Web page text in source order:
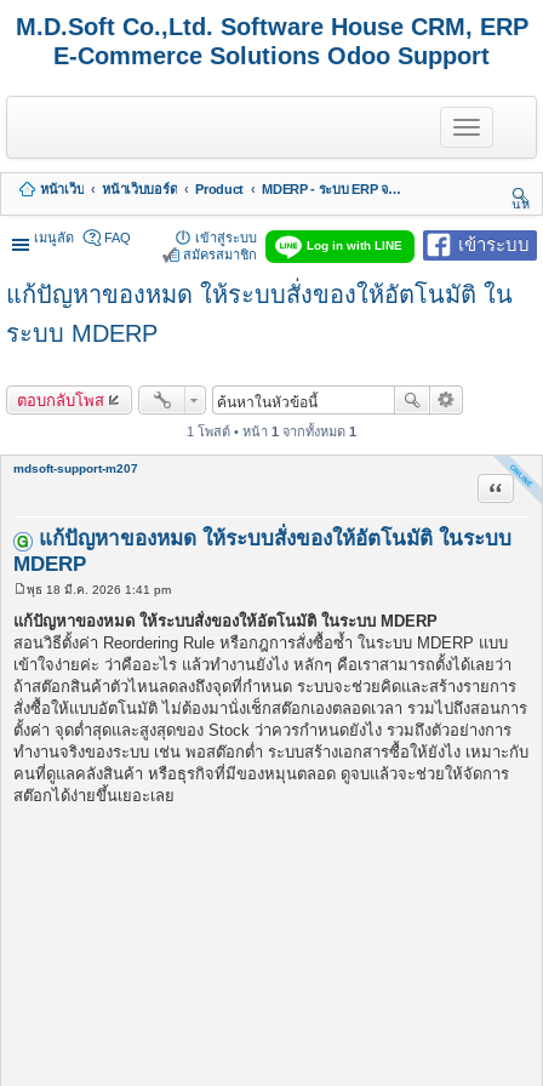
M.D.Soft Co.,Ltd. Software House CRM, ERP
E-Commerce Solutions Odoo Support
T
o
g
e
n
a
i
g
หน้าเว็บ หน้าเว็บบอร์ด Product
MDERP - ระบบ ERP จาก MDSoft พร้อมบริการ
นห
า
เมนูลัด
เข้าระบบ
Log in with LINE
FAQ
เข้าสู่ระบบ
สมัครสมาชิก
แก้ปัญหาของหมด ให้ระบบสั่งของให้อัตโนมัติ ใน
ระบบ MDERP
ตอบกลับโพส
1 โพสต์ • หน้า 1 จากทั้งหมด 1
mdsoft-support-m207
แก้ปัญหาของหมด ให้ระบบสั่งของให้อัตโนมัติ ในระบบ
MDERP
อ้างคำ
โ
พ
ส
ต์
พุธ 18 มี.ค. 2026 1:41 pm
แก้ปัญหาของหมด ให้ระบบสั่งของให้อัตโนมัติ ในระบบ MDERP
สอนวิธีตั้งค่า Reordering Rule หรือกฎการสั่งซื้อซ้ำ ในระบบ MDERP แบบ
เข้าใจง่ายค่ะ ว่าคืออะไร แล้วทำงานยังไง หลักๆ คือเราสามารถตั้งได้เลยว่า
ถ้าสต๊อกสินค้าตัวไหนลดลงถึงจุดที่กำหนด ระบบจะช่วยคิดและสร้างรายการ
สั่งซื้อให้แบบอัตโนมัติ ไม่ต้องมานั่งเช็กสต๊อกเองตลอดเวลา รวมไปถึงสอนการ
ตั้งค่า จุดต่ำสุดและสูงสุดของ Stock ว่าควรกำหนดยังไง รวมถึงตัวอย่างการ
ทำงานจริงของระบบ เช่น พอสต๊อกต่ำ ระบบสร้างเอกสารซื้อให้ยังไง เหมาะกับ
คนที่ดูแลคลังสินค้า หรือธุรกิจที่มีของหมุนตลอด ดูจบแล้วจะช่วยให้จัดการ
สต๊อกได้ง่ายขึ้นเยอะเลย